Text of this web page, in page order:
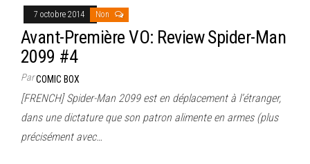
7 octobre 2014 Non
Avant-Première VO: Review Spider-Man
2099 #4
ParCOMIC BOX
[FRENCH] Spider-Man 2099 est en déplacement à l’étranger,
dans une dictature que son patron alimente en armes (plus
précisément avec…